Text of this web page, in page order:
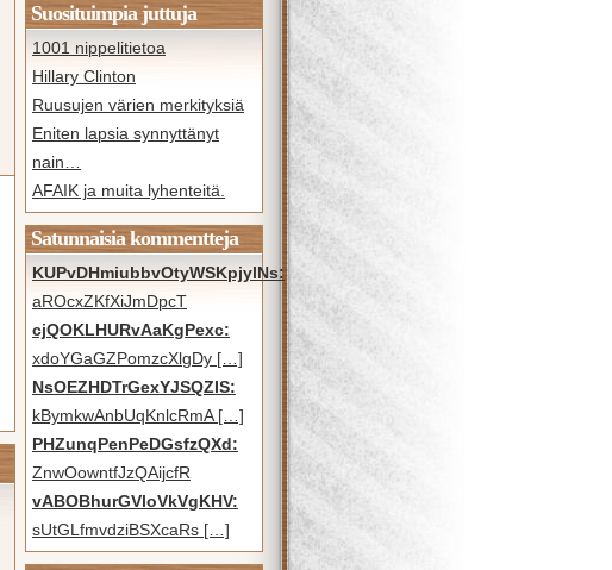
Suosituimpia juttuja
1001 nippelitietoa
Hillary Clinton
Ruusujen värien merkityksiä
Eniten lapsia synnyttänyt
nain…
AFAIK ja muita lyhenteitä.
Satunnaisia kommentteja
KUPvDHmiubbvOtyWSKpjylNs:
aROcxZKfXiJmDpcT
cjQOKLHURvAaKgPexc:
xdoYGaGZPomzcXlgDy […]
NsOEZHDTrGexYJSQZIS:
kBymkwAnbUqKnlcRmA […]
PHZunqPenPeDGsfzQXd:
ZnwOowntfJzQAijcfR
vABOBhurGVloVkVgKHV:
sUtGLfmvdziBSXcaRs […]